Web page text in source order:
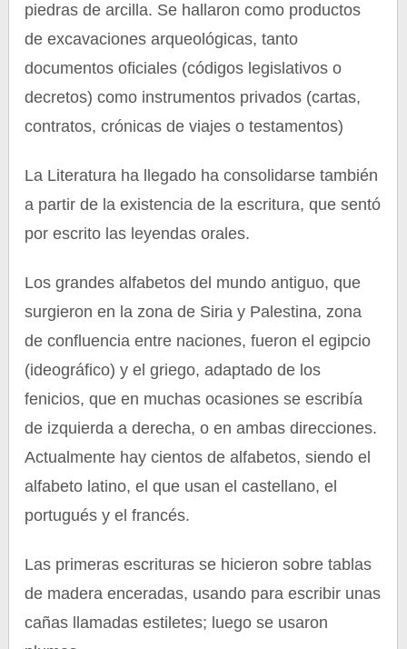
piedras de arcilla. Se hallaron como productos
de excavaciones arqueológicas, tanto
documentos oficiales (códigos legislativos o
decretos) como instrumentos privados (cartas,
contratos, crónicas de viajes o testamentos)
La Literatura ha llegado ha consolidarse también
a partir de la existencia de la escritura, que sentó
por escrito las leyendas orales.
Los grandes alfabetos del mundo antiguo, que
surgieron en la zona de Siria y Palestina, zona
de confluencia entre naciones, fueron el egipcio
(ideográfico) y el griego, adaptado de los
fenicios, que en muchas ocasiones se escribía
de izquierda a derecha, o en ambas direcciones.
Actualmente hay cientos de alfabetos, siendo el
alfabeto latino, el que usan el castellano, el
portugués y el francés.
Las primeras escrituras se hicieron sobre tablas
de madera enceradas, usando para escribir unas
cañas llamadas estiletes; luego se usaron